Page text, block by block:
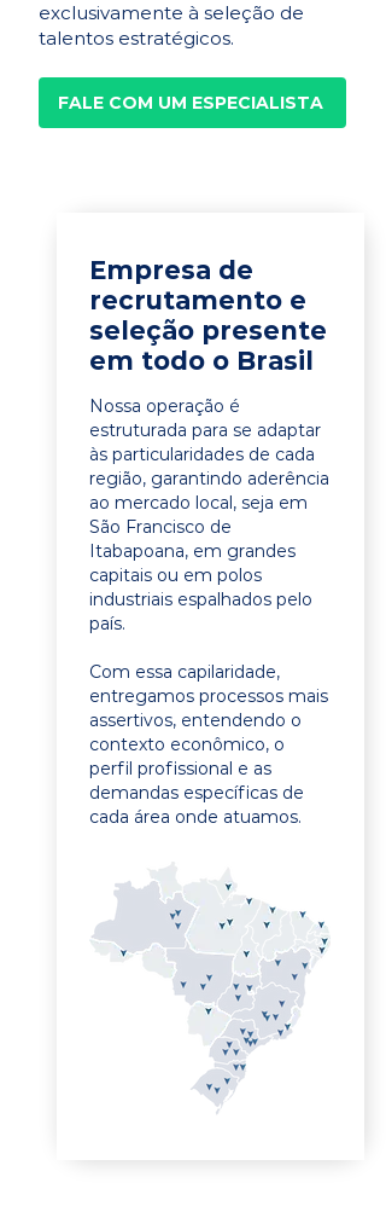
exclusivamente à seleção de
talentos estratégicos.
FALE COM UM ESPECIALISTA
Empresa de
recrutamento e
seleção presente
em todo o Brasil
Nossa operação é
estruturada para se adaptar
às particularidades de cada
região, garantindo aderência
ao mercado local, seja em
São Francisco de
Itabapoana, em grandes
capitais ou em polos
industriais espalhados pelo
país.
Com essa capilaridade,
entregamos processos mais
assertivos, entendendo o
contexto econômico, o
perfil profissional e as
demandas específicas de
cada área onde atuamos.